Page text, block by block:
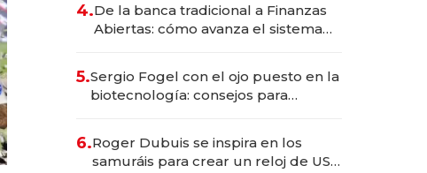
4.De la banca tradicional a Finanzas
Abiertas: cómo avanza el sistema
5.Sergio Fogel con el ojo puesto en la
biotecnología: consejos para
6.Roger Dubuis se inspira en los
samuráis para crear un reloj de US$